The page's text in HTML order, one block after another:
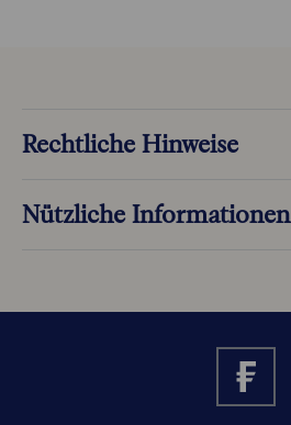
Rechtliche Hinweise
Nützliche Informationen